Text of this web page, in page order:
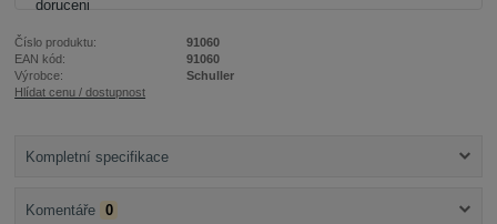
Číslo produktu:
91060
EAN kód:
91060
Výrobce:
Schuller
Hlídat cenu / dostupnost
Kompletní specifikace
Komentáře 0